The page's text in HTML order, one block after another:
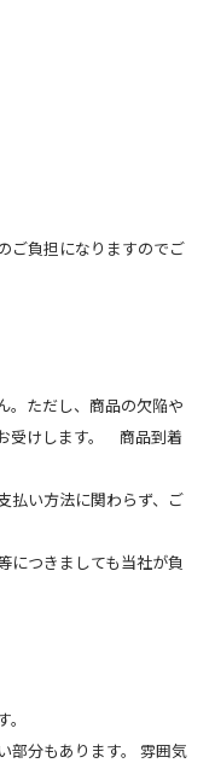
ご負担になりますのでご
。ただし、商品の欠陥や
受けします。 商品到着
払い方法に関わらず、ご
につきましても当社が負
部分もあります。 雰囲気